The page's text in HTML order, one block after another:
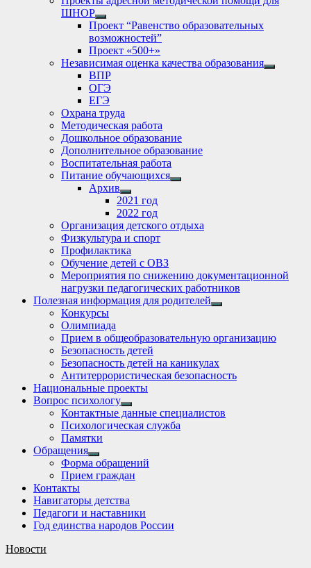
ШНОР
Show
sub
menu
Проект “Равенство образовательных
возможностей”
Проект «500+»
Независимая оценка качества образования
Show
ВПР
ОГЭ
ЕГЭ
Охрана труда
Методическая работа
Дошкольное образование
Дополнительное образование
Воспитательная работа
Питание обучающихся
Show
Архив
Show
sub
menu
2021 год
2022 год
Организация детского отдыха
Физкультура и спорт
Профилактика
Обучение детей с ОВЗ
Мероприятия по снижению документационной
нагрузки педагогических работников
Полезная информация для родителей
Show
Конкурсы
Олимпиада
Прием в общеобразовательную организацию
Безопасность детей
Безопасность детей на каникулах
Антитеррористическая безопасность
Национальные проекты
Вопрос психологу
Show
sub
menu
Контактные данные специалистов
Психологическая служба
Памятки
Обращения
Show
sub
menu
Форма обращений
Прием граждан
Контакты
Навигаторы детства
Педагоги и наставники
Год единства народов России
Новости